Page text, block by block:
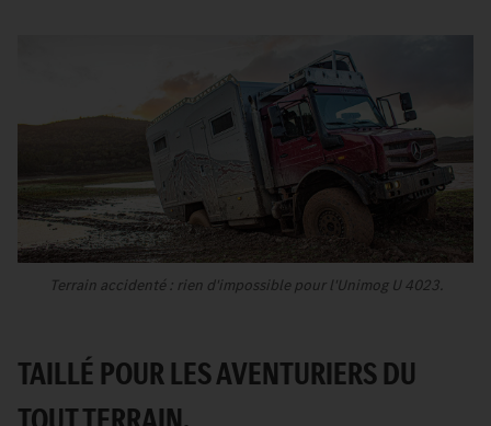
Terrain accidenté : rien d'impossible pour l'Unimog U 4023.
TAILLÉ POUR LES AVENTURIERS DU